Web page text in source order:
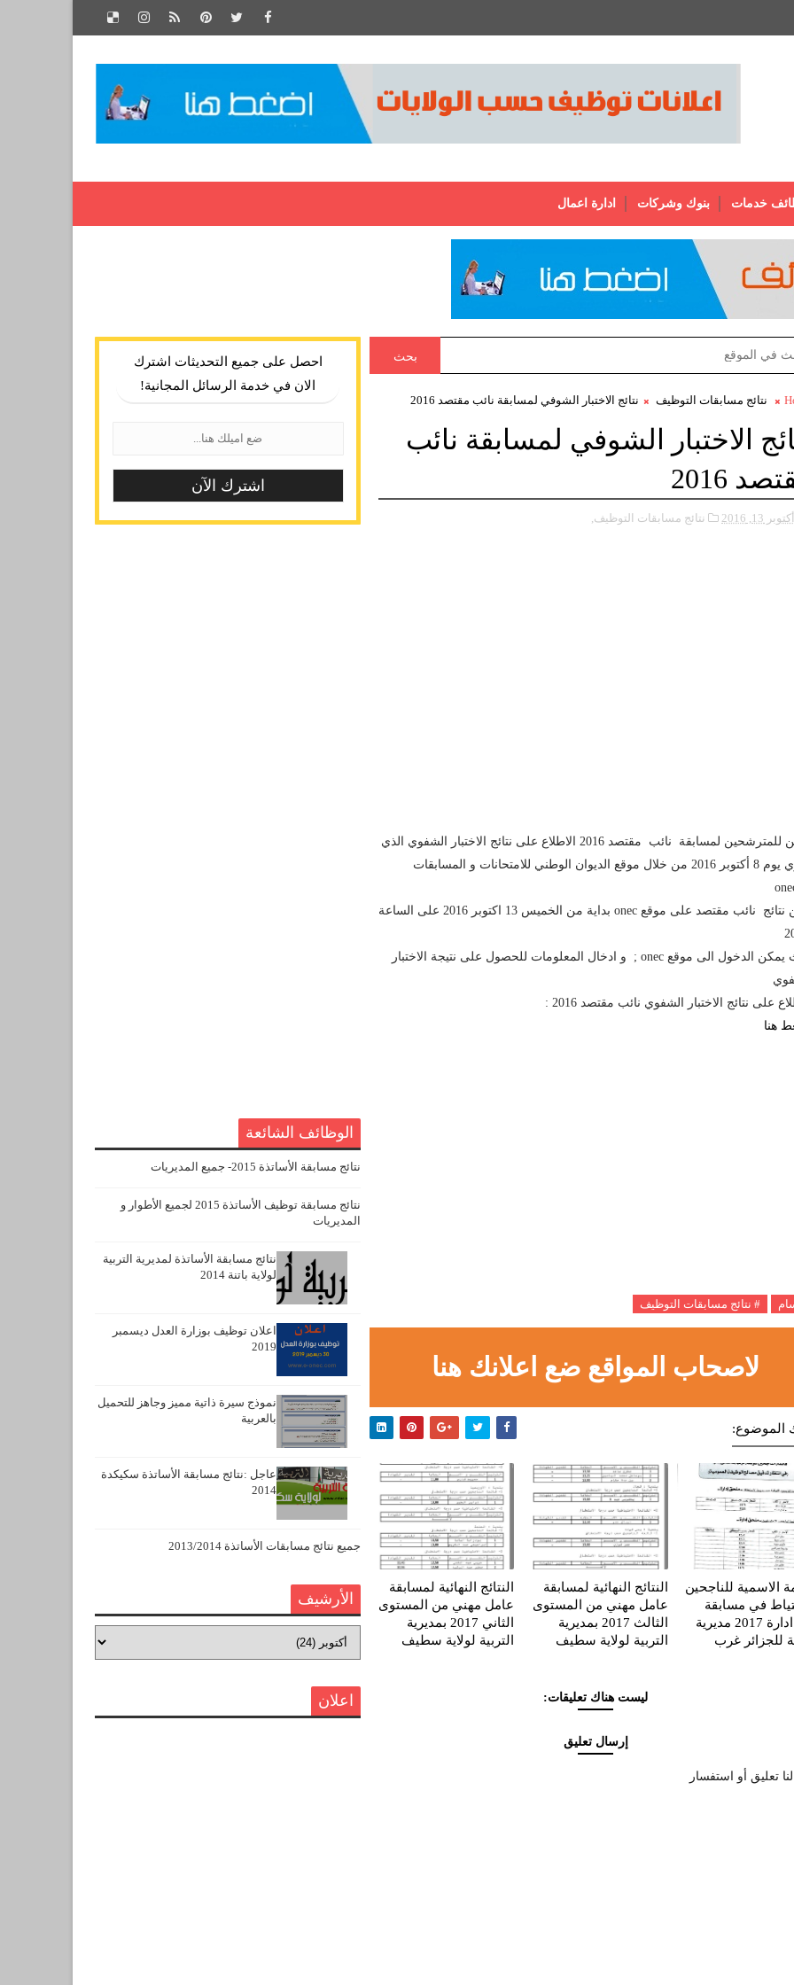
خدمات بنوك وشركات ادارة اعمال
بحث
نتائج مسابقات التوظيف نتائج الاختبار الشوفي لمسابقة نائب مقتصد 2016
الاختبار الشوفي لمسابقة نائب
2016
أكتوبر 13, 2016 نتائج مسابقات التوظيف,
يمكن للمترشحين لمسابقة نائب مقتصد 2016 الاطلاع على نتائج الاختبار الشفوي الذي
اجري يوم 8 أكتوبر 2016 من خلال موقع الديوان الوطني للامتحانات و المسابقات
تعلن نتائج نائب مقتصد على موقع onec بداية من الخميس 13 اكتوبر 2016 على الساعة
حيث يمكن الدخول الى موقع onec ; و ادخال المعلومات للحصول على نتيجة الاختبار
على نتائج الاختبار الشفوي نائب مقتصد 2016 :
هنا
# نتائج مسابقات التوظيف
لاصحاب المواقع ضع اعلانك هنا
الموضوع:
الاسمية للناجحين
في مسابقة
عون ادارة 2017 مديرية
للجزائر غرب
النتائج النهائية لمسابقة
عامل مهني من المستوى
الثالث 2017 بمديرية
التربية لولاية سطيف
النتائج النهائية لمسابقة
عامل مهني من المستوى
الثاني 2017 بمديرية
التربية لولاية سطيف
ليست هناك تعليقات:
إرسال تعليق
تعليق أو استفسار
احصل على جميع التحديثات اشترك
الان في خدمة الرسائل المجانية!
الوظائف الشائعة
نتائج مسابقة الأساتذة 2015- جميع المديريات
نتائج مسابقة توظيف الأساتذة 2015 لجميع الأطوار و
المديريات
نتائج مسابقة الأساتذة لمديرية التربية
لولاية باتنة 2014
اعلان توظيف بوزارة العدل ديسمبر
2019
نموذج سيرة ذاتية مميز وجاهز للتحميل
بالعربية
عاجل :نتائج مسابقة الأساتذة سكيكدة
2014
جميع نتائج مسابقات الأساتذة 2013/2014
الأرشيف
اعلان